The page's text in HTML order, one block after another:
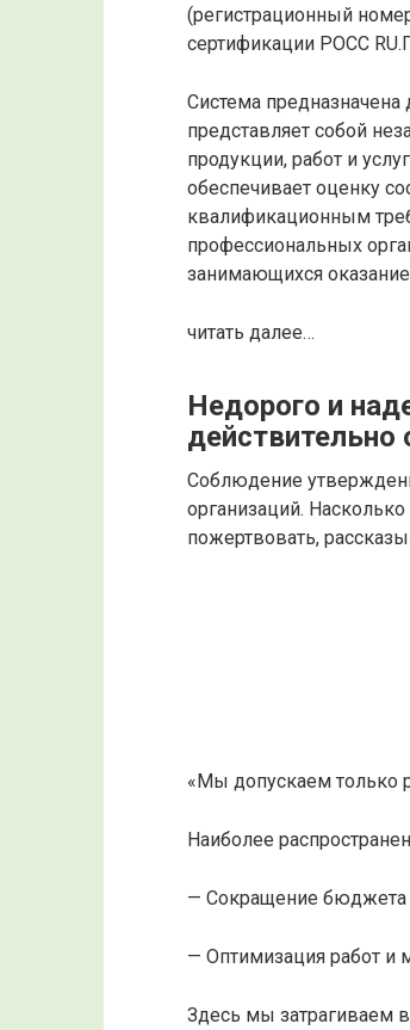
(регистрационный
сертификации РОСС
Система
представляет собой
продукции, работ и
обеспечивает оценку
квалификационным
профессиональных
занимающихся
читать далее…
Недорого и
действительно
Соблюдение
организаций.
пожертвовать,
«Мы допускаем только
Наиболее
— Сокращение бюджета
— Оптимизация работ и
Здесь мы затрагиваем